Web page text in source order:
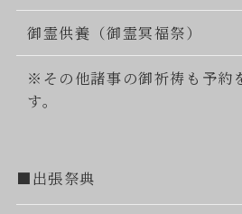
御霊供養（御霊冥福祭）
※その他諸事の御祈祷も予約
す。
■出張祭典